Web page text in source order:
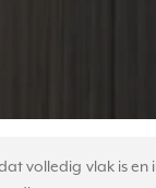
dat volledig vlak